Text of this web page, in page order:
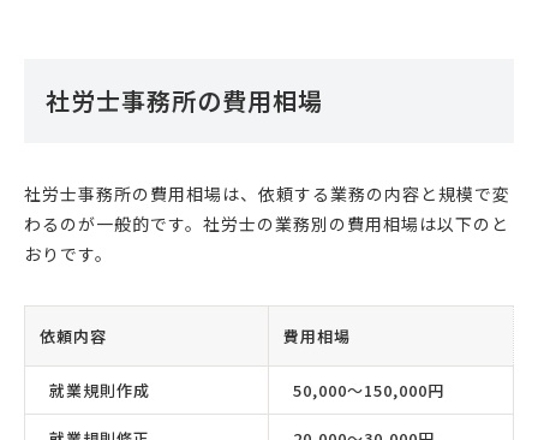
社労士事務所の費用相場
社労士事務所の費用相場は、依頼する業務の内容と規模で変
わるのが一般的です。社労士の業務別の費用相場は以下のと
おりです。
依頼内容 費用相場
就業規則作成 50,000〜150,000円